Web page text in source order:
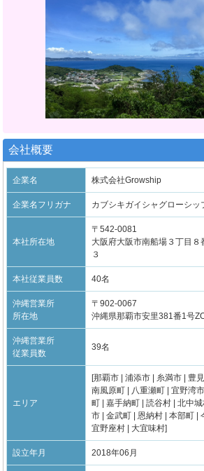
会社概要
企業名 株式会社Growship
企業名フリガナ カブシキガイシャグローシッ
本社所在地
〒542-0081
大阪府大阪市南船場３丁目８
３
本社従業員数 40名
沖縄営業所
所在地
〒902-0067
沖縄県那覇市安里381番1号
沖縄営業所
従業員数
39名
エリア
[那覇市 | 浦添市 | 糸満市 | 豊
南風原町 | 八重瀬町 | 宜野湾
町 | 嘉手納町 | 読谷村 | 北中
市 | 金武町 | 恩納村 | 本部町 |
宜野座村 | 大宜味村]
設立年月 2018年06月